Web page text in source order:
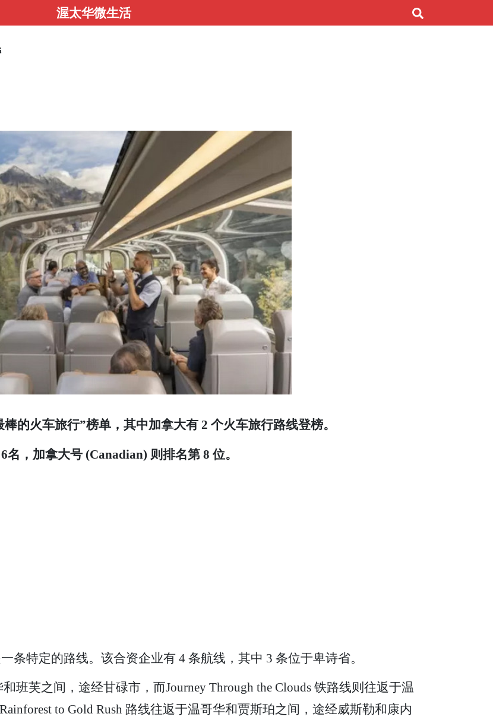
渥太华微生活
的火车旅行”榜单，其中加拿大有 2 个火车旅行路线登榜。
，加拿大号 (Canadian) 则排名第 8 位。
条特定的路线。该合资企业有 4 条航线，其中 3 条位于卑诗省。
和班芙之间，途经甘碌市，而Journey Through the Clouds 铁路线则往返于温
to Gold Rush 路线往返于温哥华和贾斯珀之间，途经威斯勒和康内